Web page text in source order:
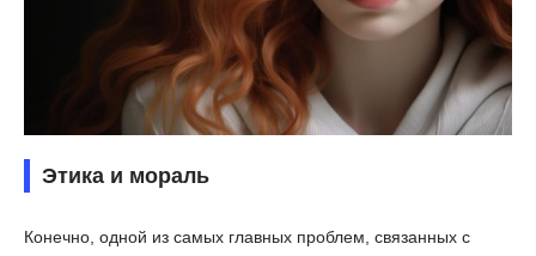
Этика и мораль
Конечно, одной из самых главных проблем, связанных с